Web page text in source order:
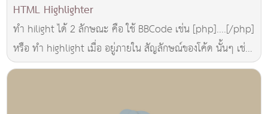
HTML Highlighter
ทำ hilight ได้ 2 ลักษณะ คือ ใช้ BBCode เช่น [php]....[/php]
หรือ ทำ highlight เมื่อ อยู่ภายใน สัญลักษณ์ของโค้ด นั้นๆ เช่น
<?....?>